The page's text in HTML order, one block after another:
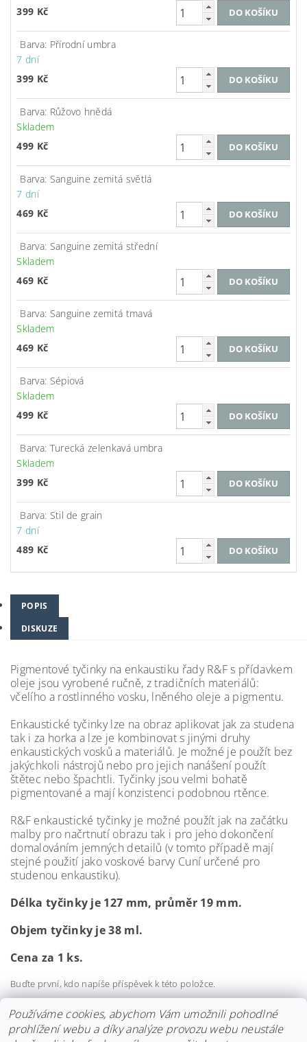
399 Kč
Barva: Přírodní umbra
7 dní
399 Kč
Barva: Růžovo hnědá
Skladem
499 Kč
Barva: Sanguine zemitá světlá
7 dní
469 Kč
Barva: Sanguine zemitá střední
Skladem
469 Kč
Barva: Sanguine zemitá tmavá
Skladem
469 Kč
Barva: Sépiová
Skladem
499 Kč
Barva: Turecká zelenkavá umbra
Skladem
399 Kč
Barva: Stil de grain
7 dní
489 Kč
POPIS
DISKUZE
Pigmentové tyčinky na enkaustiku řady R&F s přídavkem
oleje jsou vyrobené ručně, z tradičních materiálů:
včelího a rostlinného vosku, lněného oleje a pigmentu.
Enkaustické tyčinky lze na obraz aplikovat jak za studena
tak i za horka a lze je kombinovat s jinými druhy
enkaustických vosků a materiálů. Je možné je použít bez
jakýchkoli nástrojů nebo pro jejich nanášení použít
štětec nebo špachtli. Tyčinky jsou velmi bohatě
pigmentované a mají konzistenci podobnou rtěnce.
R&F enkaustické tyčinky je možné použít jak na začátku
malby pro načrtnutí obrazu tak i pro jeho dokončení
domalováním jemných detailů (v tomto případě mají
stejné použití jako voskové barvy Cuní určené pro
studenou enkaustiku).
Délka tyčinky je 127 mm, průměr 19 mm.
Objem tyčinky je 38 ml.
Cena za 1 ks.
Buďte první, kdo napíše příspěvek k této položce.
Přidat komentář
Používáme cookies, abychom Vám umožnili pohodlné
prohlížení webu a díky analýze provozu webu neustále